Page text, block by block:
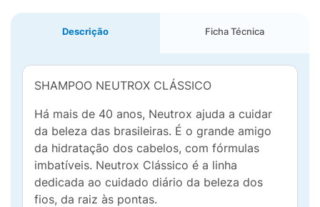
Descrição Ficha Técnica
SHAMPOO NEUTROX CLÁSSICO
Há mais de 40 anos, Neutrox ajuda a cuidar
da beleza das brasileiras. É o grande amigo
da hidratação dos cabelos, com fórmulas
imbatíveis. Neutrox Clássico é a linha
dedicada ao cuidado diário da beleza dos
fios, da raiz às pontas.